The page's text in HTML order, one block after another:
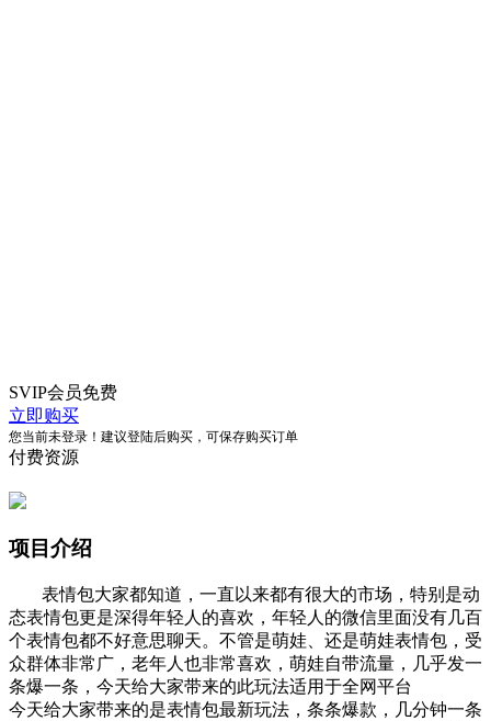
SVIP会员免费
立即购买
您当前未登录！建议登陆后购买，可保存购买订单
付费资源
项目介绍
表情包大家都知道，一直以来都有很大的市场，特别是动
态表情包更是深得年轻人的喜欢，年轻人的微信里面没有几百
个表情包都不好意思聊天。不管是萌娃、还是萌娃表情包，受
众群体非常广，老年人也非常喜欢，萌娃自带流量，几乎发一
条爆一条，今天给大家带来的此玩法适用于全网平台
今天给大家带来的是表情包最新玩法，条条爆款，几分钟一条